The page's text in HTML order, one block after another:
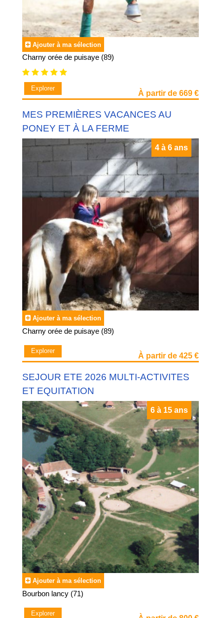
Ajouter à ma sélection
Charny orée de puisaye (89)
Explorer
À partir de 669 €
MES PREMIÈRES VACANCES AU
PONEY ET À LA FERME
4 à 6 ans
Ajouter à ma sélection
Charny orée de puisaye (89)
Explorer
À partir de 425 €
SEJOUR ETE 2026 MULTI-ACTIVITES
ET EQUITATION
6 à 15 ans
Ajouter à ma sélection
Bourbon lancy (71)
Explorer